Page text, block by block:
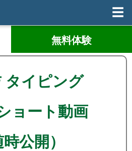
☰
タイピング
ョート動画
時公開）
無料体験